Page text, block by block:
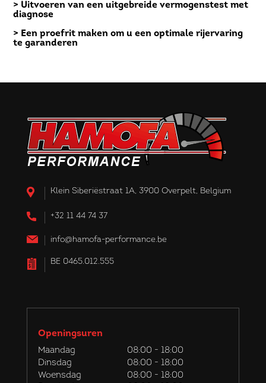
> Uitvoeren van een uitgebreide vermogenstest met
diagnose
> Een proefrit maken om u een optimale rijervaring
te garanderen
Klein Siberiëstraat 1A, 3900 Overpelt, Belgium
+32 11 44 74 37
info@hamofa-performance.be
BE 0465.012.555
Openingsuren
Maandag
08:00 - 18:00
Dinsdag
08:00 - 18:00
Woensdag
08:00 - 18:00